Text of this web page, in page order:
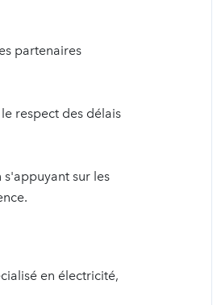
partenaires
respect des délais
sur les
en électricité,